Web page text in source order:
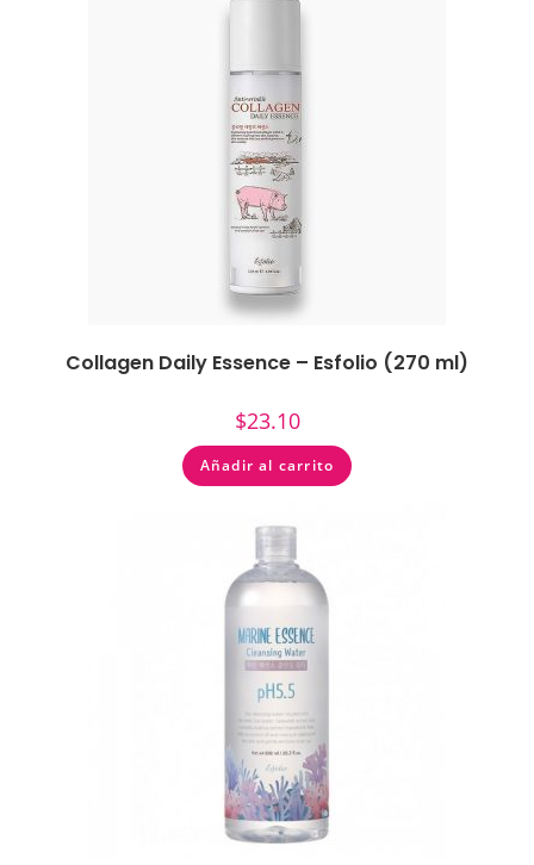
Collagen Daily Essence – Esfolio (270 ml)
$23.10
Añadir al carrito